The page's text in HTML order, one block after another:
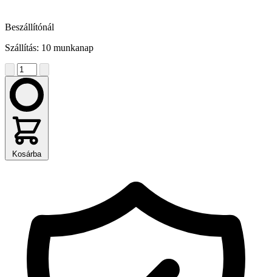
Beszállítónál
Szállítás: 10 munkanap
Kosárba